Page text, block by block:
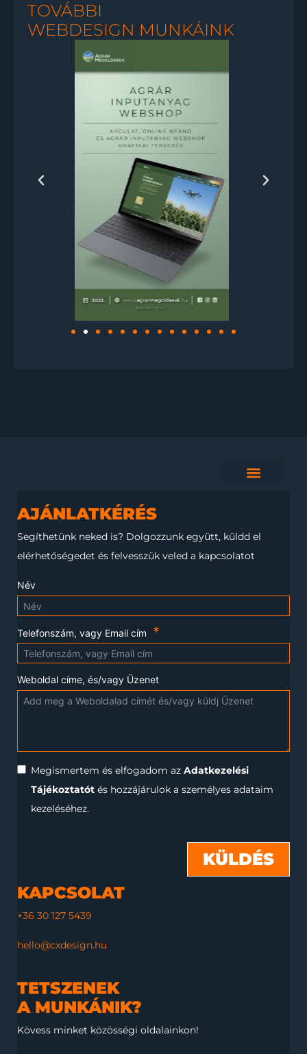
TOVÁBBI
WEBDESIGN MUNKÁINK
KAPCSOLAT
+36 30 127 5439
hello@cxdesign.hu
TETSZENEK
A MUNKÁNIK?
Kövess minket közösségi oldalainkon!
AJÁNLATKÉRÉS
Segíthetünk neked is? Dolgozzunk együtt, küldd el
elérhetőségedet és felvesszük veled a kapcsolatot
Név
Telefonszám, vagy Email cím
Weboldal címe, és/vagy Üzenet
Megismertem és elfogadom az Adatkezelési
Tájékoztatót és hozzájárulok a személyes adataim
kezeléséhez.
KÜLDÉS